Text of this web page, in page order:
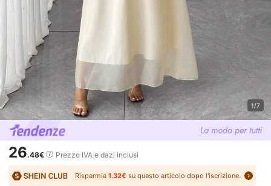
1/7
26.48€ Prezzo IVA e dazi inclusi
Risparmia 1.32€ su questo articolo dopo l'iscrizione.